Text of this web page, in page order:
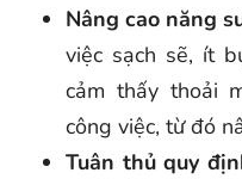
Nâng cao năng
việc sạch sẽ, ít
cảm thấy thoải
công việc, từ đó
Tuân thủ quy